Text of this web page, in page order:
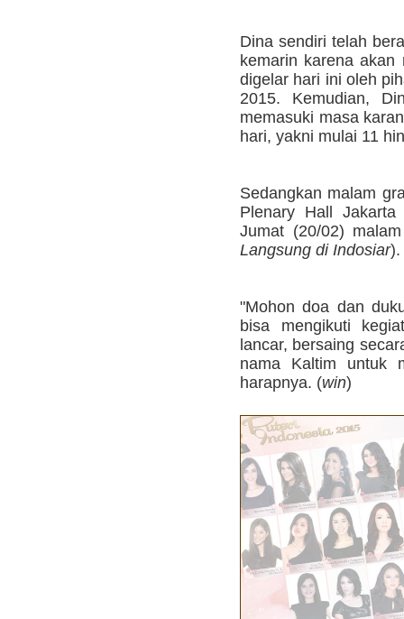
Dina sendiri telah
kemarin karena akan
digelar hari ini oleh
2015. Kemudian,
memasuki masa
hari, yakni mulai 11
Sedangkan malam
Plenary Hall
Jumat (20/02)
Langsung di Indosiar).
"Mohon doa dan
bisa mengikuti
lancar, bersaing
nama Kaltim untuk
harapnya. (win)